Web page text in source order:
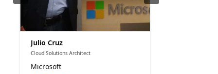
Julio Cruz
Cloud Solutions Architect
Microsoft